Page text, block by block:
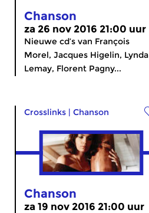
Chanson
za 26 nov 2016 21:00 uur
Nieuwe cd’s van François
Morel, Jacques Higelin, Lynda
Lemay, Florent Pagny...
Crosslinks | Chanson
Chanson
za 19 nov 2016 21:00 uur